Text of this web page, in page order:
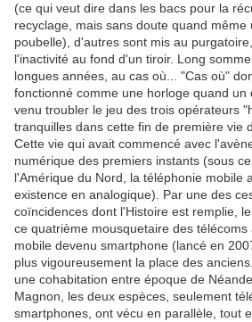
(ce qui veut dire dans les bacs pour la
recyclage, mais sans doute quand même
poubelle), d'autres sont mis au
l'inactivité au fond d'un tiroir. Long
longues années, au cas où... "Cas où"
fonctionné comme une horloge quand un
venu troubler le jeu des trois opérateurs
tranquilles dans cette fin de première vie
Cette vie qui avait commencé avec
numérique des premiers instants (sous
l'Amérique du Nord, la téléphonie mobile
existence en analogique). Par une des
coïncidences dont l'Histoire est remplie,
ce quatrième mousquetaire des
mobile devenu smartphone (lancé en
plus vigoureusement la place des
une cohabitation entre époque de
Magnon, les deux espèces, seulement
smartphones, ont vécu en parallèle, tout